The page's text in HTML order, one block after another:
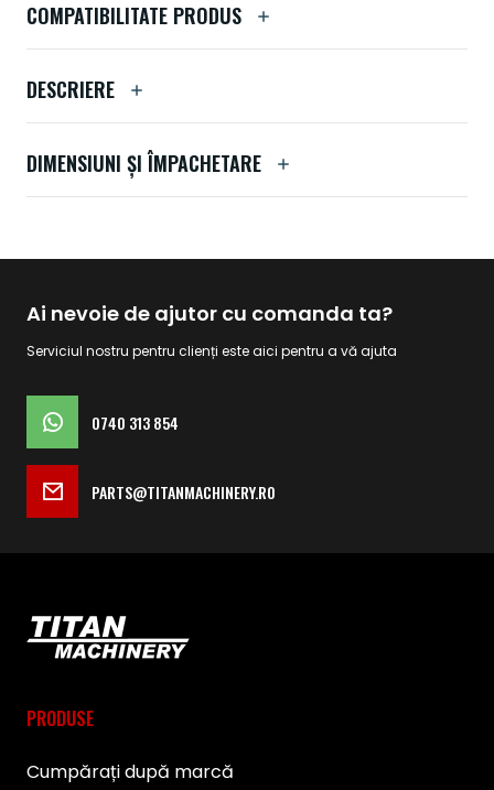
COMPATIBILITATE PRODUS
DESCRIERE
DIMENSIUNI ȘI ÎMPACHETARE
Ai nevoie de ajutor cu comanda ta?
Serviciul nostru pentru clienți este aici pentru a vă ajuta
0740 313 854
PARTS@TITANMACHINERY.RO
PRODUSE
Cumpărați după marcă